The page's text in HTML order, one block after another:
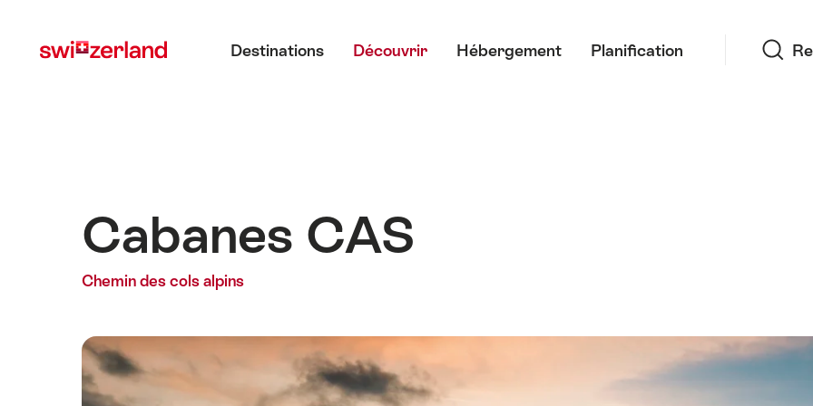
myswitzerland.com
Destinations Découvrir Hébergement Planification
Cabanes CAS
Chemin des cols alpins